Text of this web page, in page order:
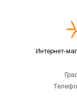
Интернет-